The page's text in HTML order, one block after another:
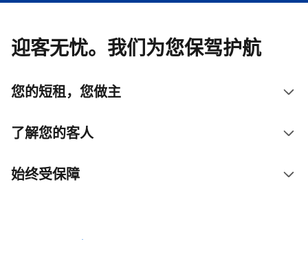
迎客无忧。我们为您保驾护航
您的短租，您做主
了解您的客人
始终受保障
立即与我们一起迎接客人